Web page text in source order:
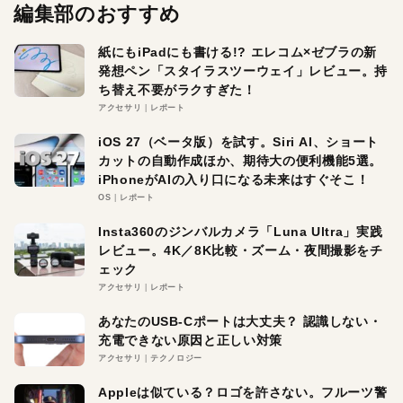
編集部のおすすめ
紙にもiPadにも書ける!? エレコム×ゼブラの新
発想ペン「スタイラスツーウェイ」レビュー。持
ち替え不要がラクすぎた！
アクセサリ レポート
iOS 27（ベータ版）を試す。Siri AI、ショート
カットの自動作成ほか、期待大の便利機能5選。
iPhoneがAIの入り口になる未来はすぐそこ！
OS レポート
Insta360のジンバルカメラ「Luna Ultra」実践
レビュー。4K／8K比較・ズーム・夜間撮影をチ
ェック
アクセサリ レポート
あなたのUSB-Cポートは大丈夫？ 認識しない・
充電できない原因と正しい対策
アクセサリ テクノロジー
Appleは似ている？ロゴを許さない。フルーツ警